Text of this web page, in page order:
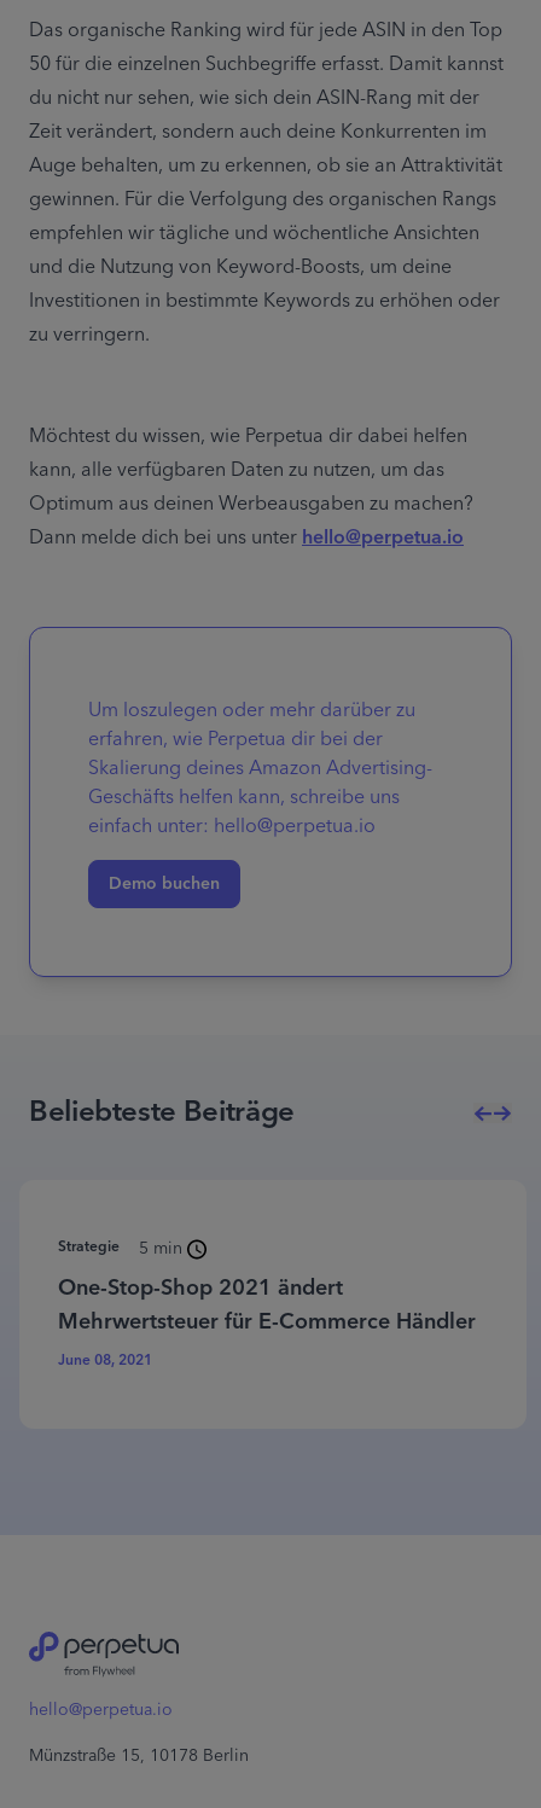
Das organische Ranking wird für jede ASIN in den Top
50 für die einzelnen Suchbegriffe erfasst. Damit kannst
du nicht nur sehen, wie sich dein ASIN-Rang mit der
Zeit verändert, sondern auch deine Konkurrenten im
Auge behalten, um zu erkennen, ob sie an Attraktivität
gewinnen. Für die Verfolgung des organischen Rangs
empfehlen wir tägliche und wöchentliche Ansichten
und die Nutzung von Keyword-Boosts, um deine
Investitionen in bestimmte Keywords zu erhöhen oder
zu verringern.
Möchtest du wissen, wie Perpetua dir dabei helfen
kann, alle verfügbaren Daten zu nutzen, um das
Optimum aus deinen Werbeausgaben zu machen?
Dann melde dich bei uns unter hello@perpetua.io
Um loszulegen oder mehr darüber zu
erfahren, wie Perpetua dir bei der
Skalierung deines Amazon Advertising-
Geschäfts helfen kann, schreibe uns
einfach unter: hello@perpetua.io
Demo buchen
Beliebteste Beiträge
Strategie 5 min
One-Stop-Shop 2021 ändert
Mehrwertsteuer für E-Commerce Händler
June 08, 2021
hello@perpetua.io
Münzstraße 15, 10178 Berlin